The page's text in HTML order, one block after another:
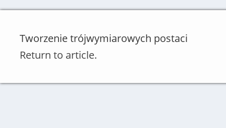
Tworzenie trójwymiarowych postaci
Return to article.